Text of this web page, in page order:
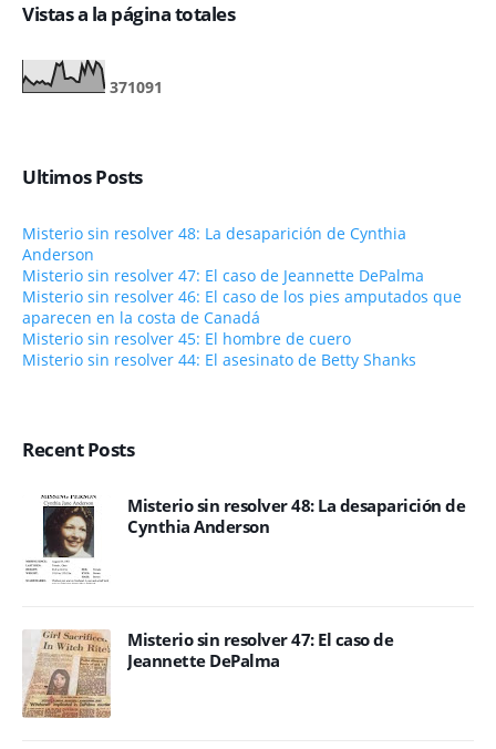
Vistas a la página totales
371091
Ultimos Posts
Misterio sin resolver 48: La desaparición de Cynthia
Anderson
Misterio sin resolver 47: El caso de Jeannette DePalma
Misterio sin resolver 46: El caso de los pies amputados que
aparecen en la costa de Canadá
Misterio sin resolver 45: El hombre de cuero
Misterio sin resolver 44: El asesinato de Betty Shanks
Recent Posts
Misterio sin resolver 48: La desaparición de
Cynthia Anderson
Misterio sin resolver 47: El caso de
Jeannette DePalma